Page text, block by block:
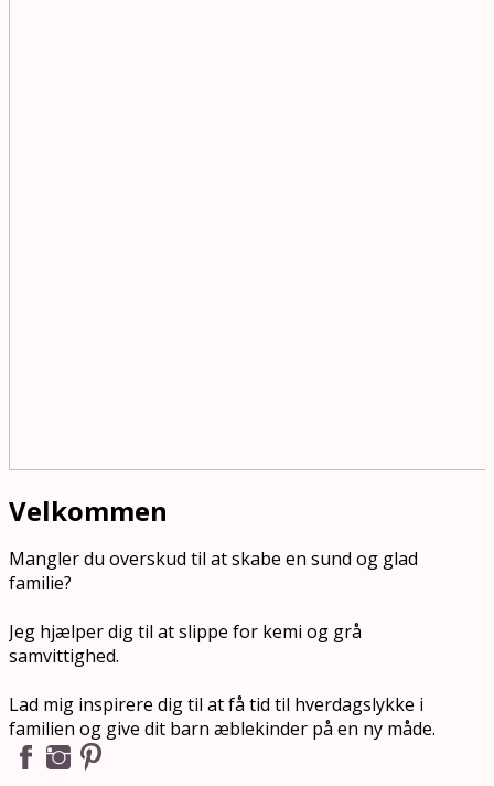
Velkommen
Mangler du overskud til at skabe en sund og glad
familie?
Jeg hjælper dig til at slippe for kemi og grå
samvittighed.
Lad mig inspirere dig til at få tid til hverdagslykke i
familien og give dit barn æblekinder på en ny måde.